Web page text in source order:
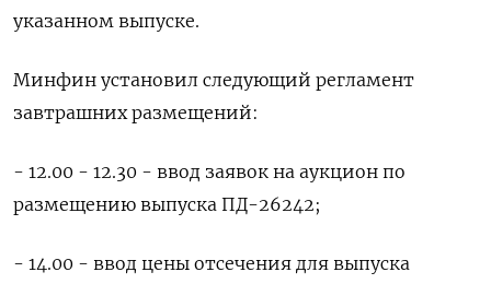
указанном выпуске.
Минфин установил следующий регламент
завтрашних размещений:
- 12.00 - 12.30 - ввод заявок на аукцион по
размещению выпуска ПД-26242;
- 14.00 - ввод цены отсечения для выпуска